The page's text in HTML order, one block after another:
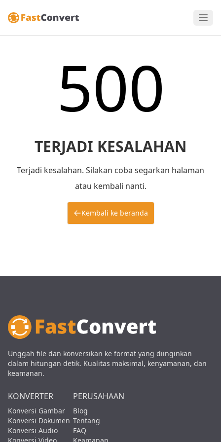
500
TERJADI KESALAHAN
Terjadi kesalahan. Silakan coba segarkan halaman
atau kembali nanti.
Kembali ke beranda
Unggah file dan konversikan ke format yang diinginkan
dalam hitungan detik. Kualitas maksimal, kenyamanan, dan
keamanan.
KONVERTER
Konversi Gambar
Konversi Dokumen
Konversi Audio
PERUSAHAAN
Blog
Tentang
FAQ